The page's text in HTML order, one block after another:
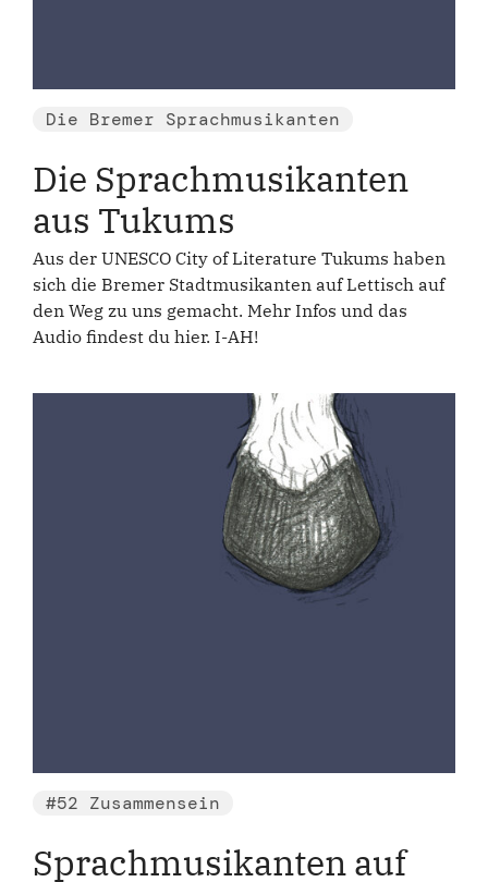
Die Bremer Sprachmusikanten
Die Sprachmusikanten
aus Tukums
Aus der UNESCO City of Literature Tukums haben
sich die Bremer Stadtmusikanten auf Lettisch auf
den Weg zu uns gemacht. Mehr Infos und das
Audio findest du hier. I-AH!
#52 Zusammensein
Sprachmusikanten auf